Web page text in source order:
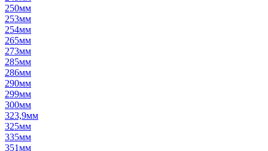
250мм
253мм
254мм
265мм
273мм
285мм
286мм
290мм
299мм
300мм
323,9мм
325мм
335мм
351мм